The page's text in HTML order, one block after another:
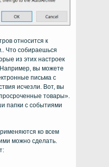
относится к
Что собираешься
из этих настроек
вы можете
письма с
исчезли. Вот, вы
товары».
папки с событиями
ко всем
можно сделать.